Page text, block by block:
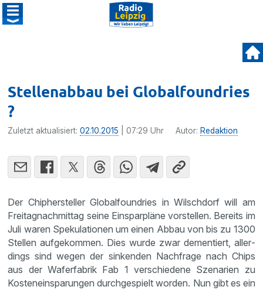
Stellenabbau bei Globalfoundries
?
Zuletzt aktualisiert:02.10.2015 | 07:29 Uhr Autor: Redaktion
Der Chipher­steller Global­foundries in Wilsch­dorf will am
Freitag­nach­mittag seine Einspar­pläne vorstellen. Bereits im
Juli waren Speku­la­tionen um einen Abbau von bis zu 1300
Stellen aufge­kommen. Dies wurde zwar demen­tiert, aller­
dings sind wegen der sinkenden Nachfrage nach Chips
aus der Wafer­fa­brik Fab 1 verschie­dene Szena­rien zu
Kosten­ein­spa­rungen durch­ge­spielt worden. Nun gibt es ein